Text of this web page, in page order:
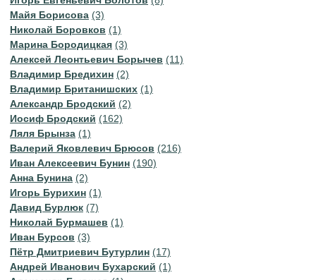
Майя Борисова (3)
Николай Боровков (1)
Марина Бородицкая (3)
Алексей Леонтьевич Борычев (11)
Владимир Бредихин (2)
Владимир Британишских (1)
Александр Бродский (2)
Иосиф Бродский (162)
Ляля Брынза (1)
Валерий Яковлевич Брюсов (216)
Иван Алексеевич Бунин (190)
Анна Бунина (2)
Игорь Бурихин (1)
Давид Бурлюк (7)
Николай Бурмашев (1)
Иван Бурсов (3)
Пётр Дмитриевич Бутурлин (17)
Андрей Иванович Бухарский (1)